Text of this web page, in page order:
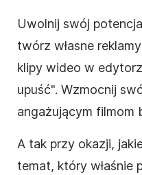
Uwolnij swój
twórz własne reklamy
klipy wideo w
upuść". Wzmocnij
angażującym filmom
A tak przy okazji,
temat, który właśnie